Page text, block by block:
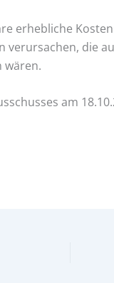
erhebliche
die
wären.
am